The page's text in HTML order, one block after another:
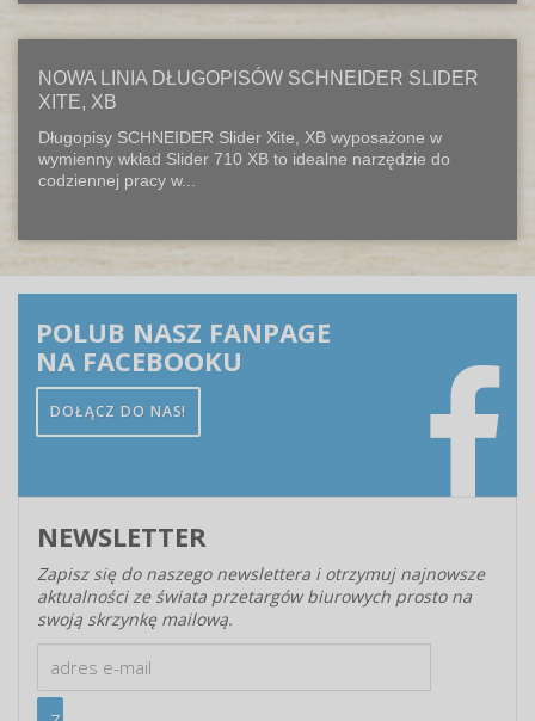
NOWA LINIA DŁUGOPISÓW SCHNEIDER SLIDER
XITE, XB
Długopisy SCHNEIDER Slider Xite, XB wyposażone w
wymienny wkład Slider 710 XB to idealne narzędzie do
codziennej pracy w...
POLUB NASZ FANPAGE
NA FACEBOOKU
DOŁĄCZ DO NAS!
NEWSLETTER
Zapisz się do naszego newslettera i otrzymuj najnowsze
aktualności ze świata przetargów biurowych prosto na
swoją skrzynkę mailową.